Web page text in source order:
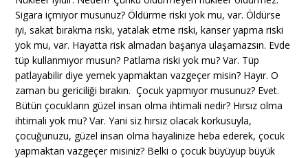
Sigara içmiyor musunuz? Öldürme riski yok mu, var. Öldürse
iyi, sakat bırakma riski, yatalak etme riski, kanser yapma riski
yok mu, var. Hayatta risk almadan başarıya ulaşamazsın. Evde
tüp kullanmıyor musun? Patlama riski yok mu? Var. Tüp
patlayabilir diye yemek yapmaktan vazgeçer misin? Hayır. O
zaman bu gericiliği bırakın. Çocuk yapmıyor musunuz? Evet.
Bütün çocukların güzel insan olma ihtimali nedir? Hırsız olma
ihtimali yok mu? Var. Yani siz hırsız olacak korkusuyla,
çocuğunuzu, güzel insan olma hayalinize heba ederek, çocuk
yapmaktan vazgeçer misiniz? Belki o çocuk büyüyüp büyük